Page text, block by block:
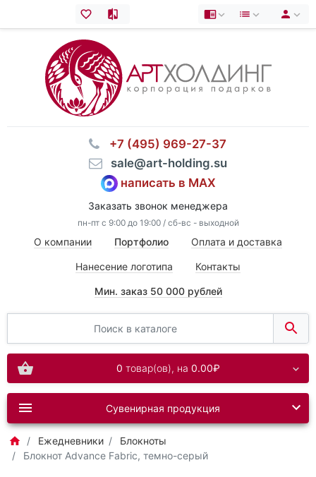
⠀+7 (495) 969-27-37
⠀sale@art-holding.su
написать в MAX
Заказать звонок менеджера
пн-пт с 9:00 до 19:00 / сб-вс - выходной
О компании Портфолио Оплата и доставка
Нанесение логотипа Контакты
Мин. заказ 50 000 рублей
0 товар(ов), на 0.00₽
Сувенирная продукция
Ежедневники
Блокноты
Блокнот Advance Fabric, темно-серый